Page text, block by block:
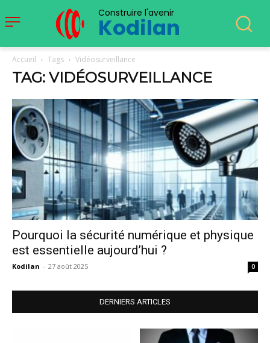
Construire l'avenir
Kodilan
Accueil Tags Vidéosurveillance
TAG: VIDÉOSURVEILLANCE
Pourquoi la sécurité numérique et physique
est essentielle aujourd’hui ?
Kodilan - 27 août 2025 0
DERNIERS ARTICLES